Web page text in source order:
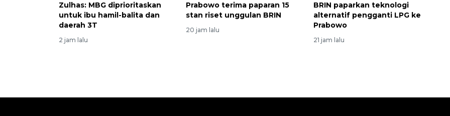
Zulhas: MBG diprioritaskan
untuk ibu hamil-balita dan
daerah 3T
2 jam lalu
Prabowo terima paparan 15
stan riset unggulan BRIN
20 jam lalu
BRIN paparkan teknologi
alternatif pengganti LPG ke
Prabowo
21 jam lalu